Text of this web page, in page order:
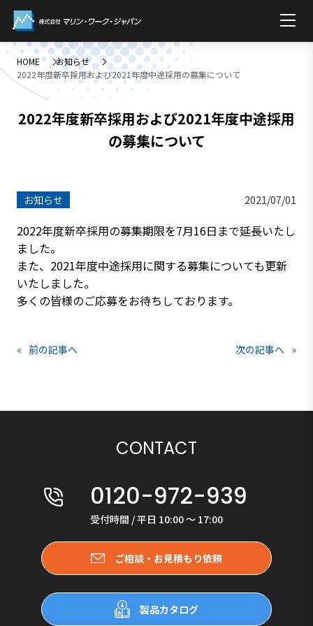
HOME
お知らせ
2022年度新卒採用および2021年度中途採用の募集について
2022年度新卒採用および2021年度中途採用
の募集について
お知らせ 2021/07/01
2022年度新卒採用の募集期限を7月16日まで延長いたし
ました。
また、2021年度中途採用に関する募集についても更新
いたしました。
多くの皆様のご応募をお待ちしております。
« 前の記事へ 次の記事へ »
CONTACT
0120-972-939
受付時間 / 平日 10:00 〜 17:00
ご相談・お見積もり依頼
製品カタログ